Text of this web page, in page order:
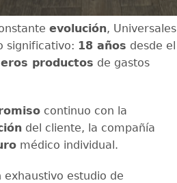
evolución, Universales
significativo: 18 años desde el
productos de gastos
continuo con la
del cliente, la compañía
médico individual.
estudio de